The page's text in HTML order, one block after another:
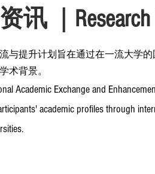
讯 ｜
与提升计划旨在通过在一流大学
术背景。
Academic Exchange and
academic profiles through